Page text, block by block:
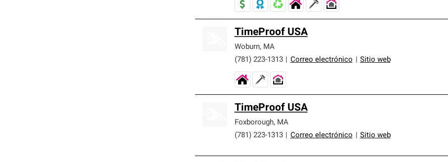
TimeProof USA
Woburn, MA
(781) 223-1313
Correo electrónico Sitio web
TimeProof USA
Foxborough, MA
(781) 223-1313
Correo electrónico Sitio web